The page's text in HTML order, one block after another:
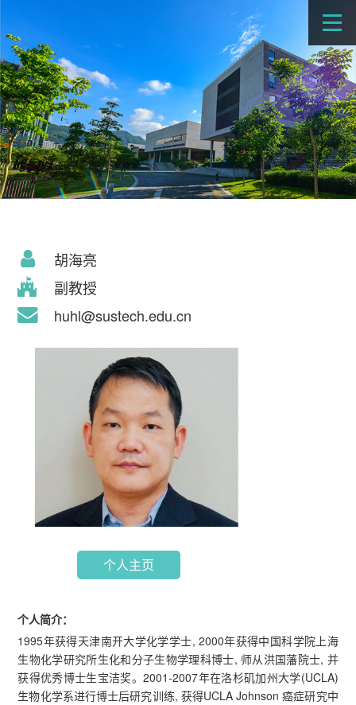
胡海亮
副教授
huhl@sustech.edu.cn
个人主页
个人简介：
1995年获得天津南开大学化学学士, 2000年获得中国科学院上海
生物化学研究所生化和分子生物学理科博士, 师从洪国藩院士, 并
获得优秀博士生宝洁奖。2001-2007年在洛杉矶加州大学(UCLA)
生物化学系进行博士后研究训练, 获得UCLA Johnson 癌症研究中